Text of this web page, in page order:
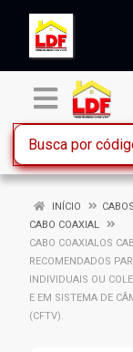
INÍCIO
CABO COAXIAL
CABO COAXIALOS
RECOMENDADOS
INDIVIDUAIS OU
E EM SISTEMA DE
(CFTV).